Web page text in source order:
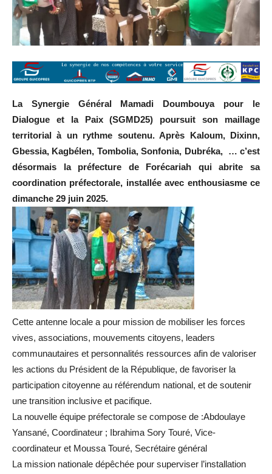
La Synergie Général Mamadi Doumbouya pour le
Dialogue et la Paix (SGMD25) poursuit son maillage
territorial à un rythme soutenu. Après Kaloum, Dixinn,
Gbessia, Kagbélen, Tombolia, Sonfonia, Dubréka, … c’est
désormais la préfecture de Forécariah qui abrite sa
coordination préfectorale, installée avec enthousiasme ce
dimanche 29 juin 2025.
Cette antenne locale a pour mission de mobiliser les forces
vives, associations, mouvements citoyens, leaders
communautaires et personnalités ressources afin de valoriser
les actions du Président de la République, de favoriser la
participation citoyenne au référendum national, et de soutenir
une transition inclusive et pacifique.
La nouvelle équipe préfectorale se compose de :Abdoulaye
Yansané, Coordinateur ; Ibrahima Sory Touré, Vice-
coordinateur et Moussa Touré, Secrétaire général
La mission nationale dépêchée pour superviser l’installation